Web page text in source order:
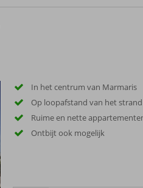
In het centrum van Marmaris
Op loopafstand van het strand
Ruime en nette
Ontbijt ook mogelijk